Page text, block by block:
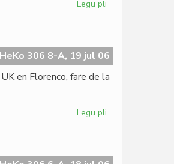
Legu pli
la
aliĝon
al
HeKo 306 8-A, 19 jul 06
en Florenco, fare de la
Legu pli